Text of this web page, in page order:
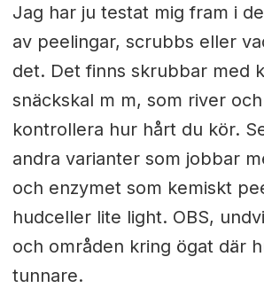
Jag har ju testat mig fram i
av peelingar, scrubbs eller
det. Det finns skrubbar med
snäckskal m m, som river
kontrollera hur hårt du kör.
andra varianter som jobbar
och enzymet som kemiskt
hudceller lite light. OBS,
och områden kring ögat där
tunnare.